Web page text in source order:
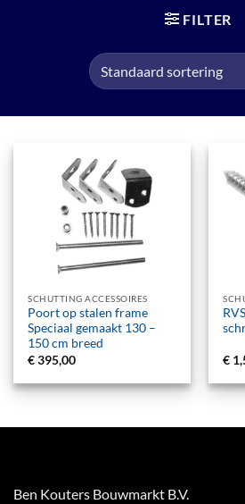
FILTER
SCHUTTING ACCESSOIRES
Poort op stalen frame
Speciaal gemaakt 130 –
150 cm breed
€395,00 €
Ben Kouters Bouwmarkt B.V.